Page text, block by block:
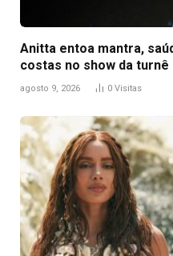
Anitta entoa mantra,
costas no show da turnê
agosto 9, 2026 0 Visitas